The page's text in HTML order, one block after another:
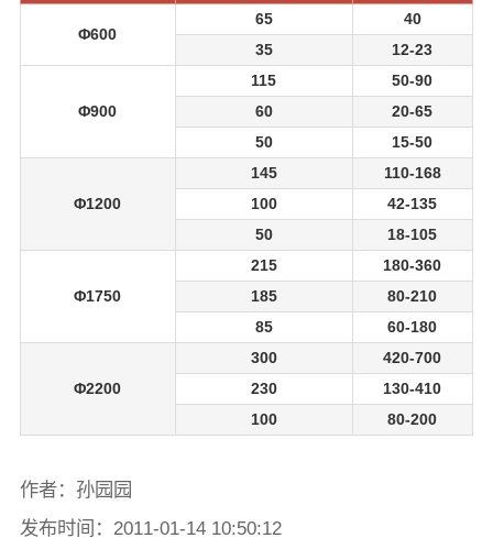
Φ600
65
40
35
12-23
Φ900
115
50-90
60
20-65
50
15-50
Φ1200
145
110-168
100
42-135
50
18-105
Φ1750
215
180-360
185
80-210
85
60-180
Φ2200
300
420-700
230
130-410
100
80-200
作者：孙园园
发布时间：2011-01-14 10:50:12